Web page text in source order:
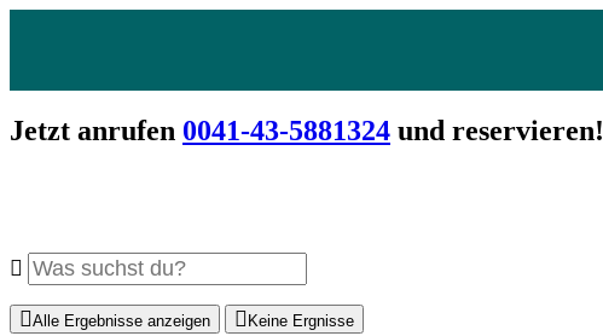
Jetzt anrufen 0041-43-5881324 und reservieren!
Alle Ergebnisse anzeigen Keine Ergnisse